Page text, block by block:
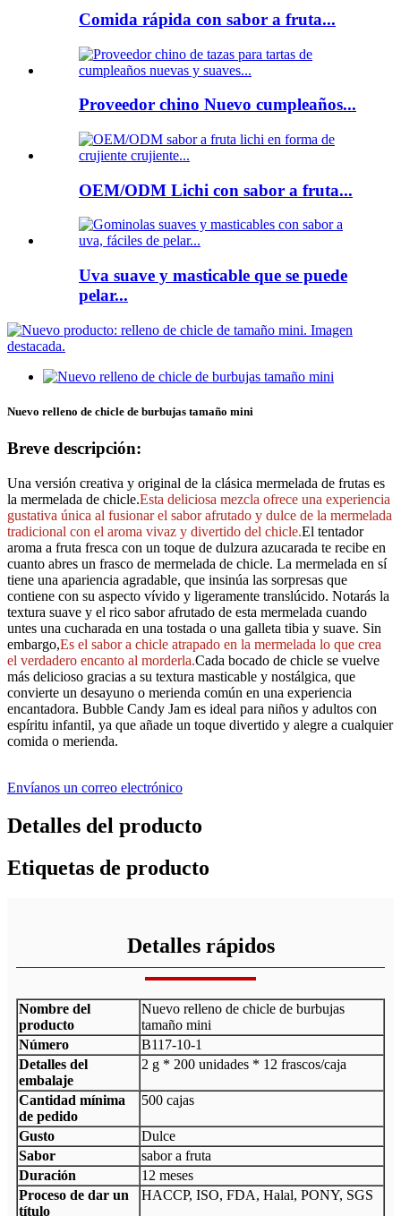
Comida rápida con sabor a fruta...
Proveedor chino Nuevo cumpleaños...
OEM/ODM Lichi con sabor a fruta...
Uva suave y masticable que se puede
pelar...
Nuevo relleno de chicle de burbujas tamaño mini
Breve descripción:
Una versión creativa y original de la clásica mermelada de frutas es
la mermelada de chicle.Esta deliciosa mezcla ofrece una experiencia
gustativa única al fusionar el sabor afrutado y dulce de la mermelada
tradicional con el aroma vivaz y divertido del chicle.El tentador
aroma a fruta fresca con un toque de dulzura azucarada te recibe en
cuanto abres un frasco de mermelada de chicle. La mermelada en sí
tiene una apariencia agradable, que insinúa las sorpresas que
contiene con su aspecto vívido y ligeramente translúcido. Notarás la
textura suave y el rico sabor afrutado de esta mermelada cuando
untes una cucharada en una tostada o una galleta tibia y suave. Sin
embargo,Es el sabor a chicle atrapado en la mermelada lo que crea
el verdadero encanto al morderla.Cada bocado de chicle se vuelve
más delicioso gracias a su textura masticable y nostálgica, que
convierte un desayuno o merienda común en una experiencia
encantadora. Bubble Candy Jam es ideal para niños y adultos con
espíritu infantil, ya que añade un toque divertido y alegre a cualquier
comida o merienda.
Envíanos un correo electrónico
Detalles del producto
Etiquetas de producto
Detalles rápidos
Nombre del
producto
Nuevo relleno de chicle de burbujas
tamaño mini
Número
B117-10-1
Detalles del
embalaje
2 g * 200 unidades * 12 frascos/caja
Cantidad mínima
de pedido
500 cajas
Gusto
Dulce
Sabor
sabor a fruta
Duración
12 meses
Proceso de dar un
título
HACCP, ISO, FDA, Halal, PONY, SGS